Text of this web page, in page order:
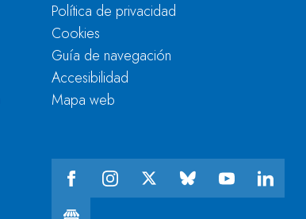
Política de privacidad
Cookies
Guía de navegación
Accesibilidad
Mapa web